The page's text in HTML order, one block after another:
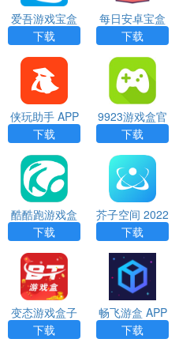
爱吾游戏宝盒
2023安卓版 A
PP
下载
每日安卓宝盒
最新版 APP
下载
侠玩助手 APP
下载
9923游戏盒官
方正版 APP
下载
酷酷跑游戏盒
安卓免费版 AP
P
下载
芥子空间 2022
版 APP
下载
变态游戏盒子
手机版 APP
下载
畅飞游盒 APP
下载